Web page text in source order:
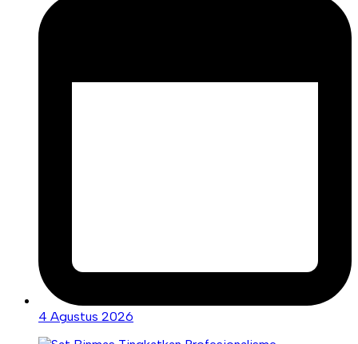
4 Agustus 2026